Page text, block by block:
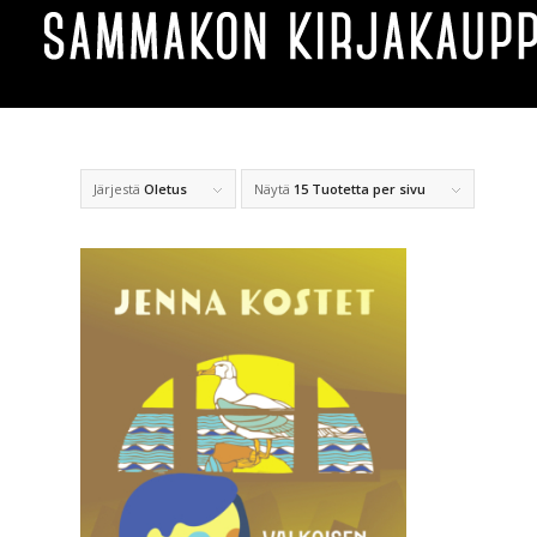
Järjestä Oletus Näytä 15 Tuotetta per sivu